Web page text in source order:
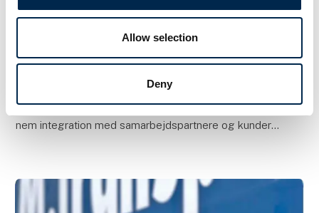
Allow selection
Deny
Universal Transport om Truckplanner
Hos Universal Transport benyttes Truckplanner til at
nem integration med samarbejdspartnere og kunder.